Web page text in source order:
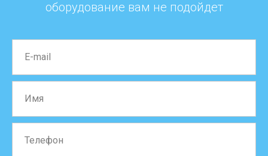
оборудование вам не подойдет